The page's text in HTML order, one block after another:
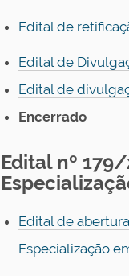
Edital de
Edital de
Edital de
Encerrado
Edital nº
Edital de
Especialização